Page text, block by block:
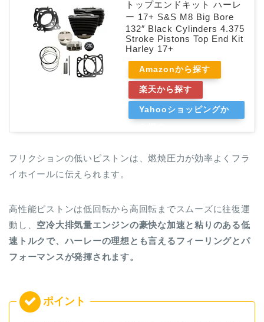
トップエンドキット ハーレ
ー 17+ S&S M8 Big Bore
132″ Black Cylinders 4.375
Stroke Pistons Top End Kit
Harley 17+
Amazonから探す
楽天から探す
Yahooショッピングか
フリクションの低いピストンは、燃焼圧力が効率よくフラ
イホイールに伝えられます。
高性能ピストンは低回転から高回転までスムーズに往復運
動し、 空冷大排気量エンジンの豪快な加速と粘りのある低
速トルクで、ハーレーの理想とも言えるフィーリングとパ
フォーマンスが発揮されます。